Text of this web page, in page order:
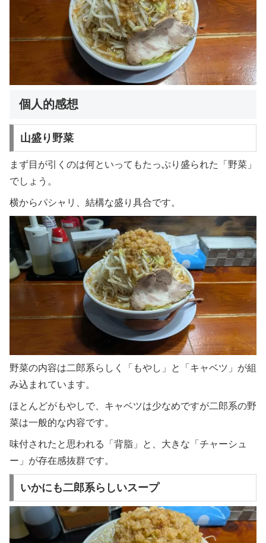
個人的感想
山盛り野菜
まず目が引くのは何といってもたっぷり盛られた「野菜」
でしょう。
横からパシャリ、結構な盛り具合です。
野菜の内容は二郎系らしく「もやし」と「キャベツ」が組
み込まれています。
ほとんどがもやしで、キャベツは少なめですが二郎系の野
菜は一般的な内容です。
味付されたと思われる「背脂」と、大きな「チャーシュ
ー」が存在感抜群です。
いかにも二郎系らしいスープ